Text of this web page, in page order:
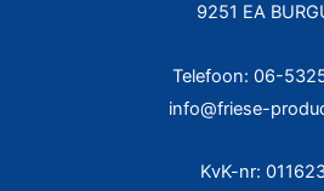
9251 EA
Telefoon: 06-
info@friese-
KvK-nr: